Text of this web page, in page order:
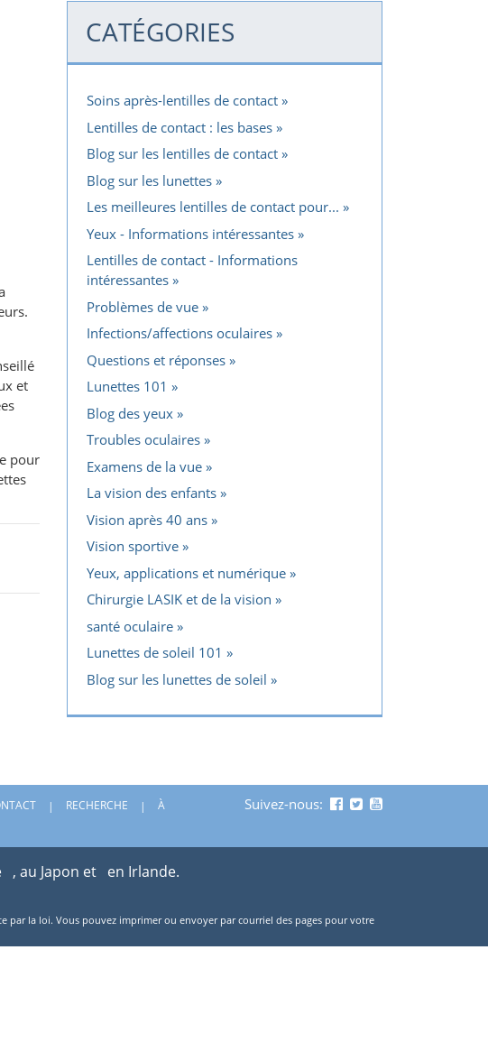
et
pour
CATÉGORIES
Soins après-lentilles de contact
Lentilles de contact : les bases
Blog sur les lentilles de contact
Blog sur les lunettes
Les meilleures lentilles de contact pour...
Yeux - Informations intéressantes
Lentilles de contact - Informations
intéressantes
Problèmes de vue
Infections/affections oculaires
Questions et réponses
Lunettes 101
Blog des yeux
Troubles oculaires
Examens de la vue
La vision des enfants
Vision après 40 ans
Vision sportive
Yeux, applications et numérique
Chirurgie LASIK et de la vision
santé oculaire
Lunettes de soleil 101
Blog sur les lunettes de soleil
RECHERCHE
À
Suivez-nous:
, au Japon et en Irlande.
par la loi. Vous pouvez imprimer ou envoyer par courriel des pages pour votre